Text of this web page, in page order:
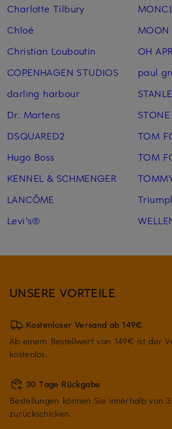
Charlotte Tilbury
Chloé
Christian Louboutin
COPENHAGEN STUDIOS
darling harbour
Dr. Martens
DSQUARED2
Hugo Boss
KENNEL & SCHMENGER
LANCÔME
Levi's®
MOON
OH
paul
TOM
TOM
UNSERE VORTEILE
Kostenloser Versand ab 149€
Ab einem Bestellwert von 149€ ist der
kostenlos.
30 Tage Rückgabe
Bestellungen können Sie innerhalb von
zurückschicken.